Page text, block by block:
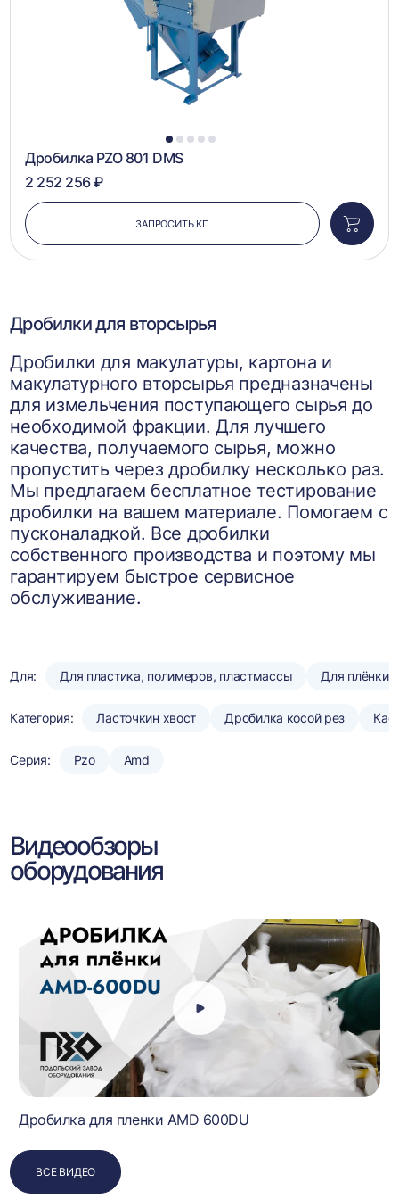
1 2 3 4 5
Дробилка PZO 801 DMS
2 252 256 ₽
ЗАПРОСИТЬ КП
в
Дробилки для вторсырья
Дробилки для макулатуры, картона и
макулатурного вторсырья предназначены
для измельчения поступающего сырья до
необходимой фракции. Для лучшего
качества, получаемого сырья, можно
пропустить через дробилку несколько раз.
Мы предлагаем бесплатное тестирование
дробилки на вашем материале. Помогаем с
пусконаладкой. Все дробилки
собственного производства и поэтому мы
гарантируем быстрое сервисное
обслуживание.
Для: Для пластика, полимеров, пластмассы Для плёнки
Категория: Ласточкин хвост Дробилка косой рез
Серия: Pzo Amd
Видеообзоры
оборудования
Дробилка для пленки AMD 600DU
ВСЕ ВИДЕО